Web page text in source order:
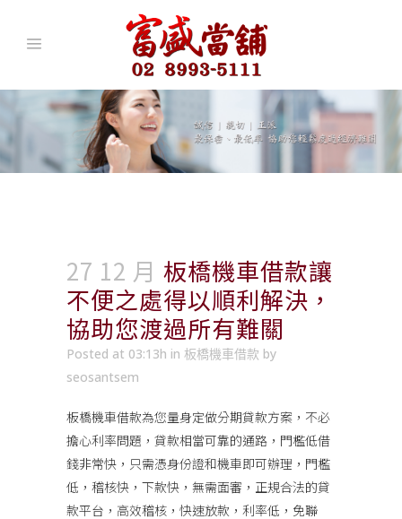
27 12 月 板橋機車借款讓
不便之處得以順利解決，
協助您渡過所有難關
Posted at 03:13h in 板橋機車借款 by
seosantsem
板橋機車借款為您量身定做分期貸款方案，不必
擔心利率問題，貸款相當可靠的通路，門檻低借
錢非常快，只需憑身份證和機車即可辦理，門檻
低，稽核快，下款快，無需面審，正規合法的貸
款平台，高效稽核，快速放款，利率低，免聯